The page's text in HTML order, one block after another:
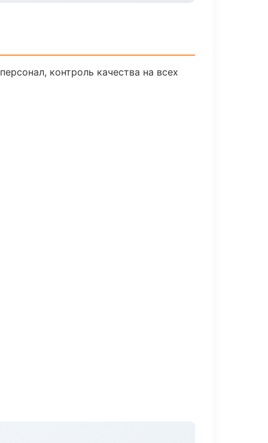
контроль качества на всех